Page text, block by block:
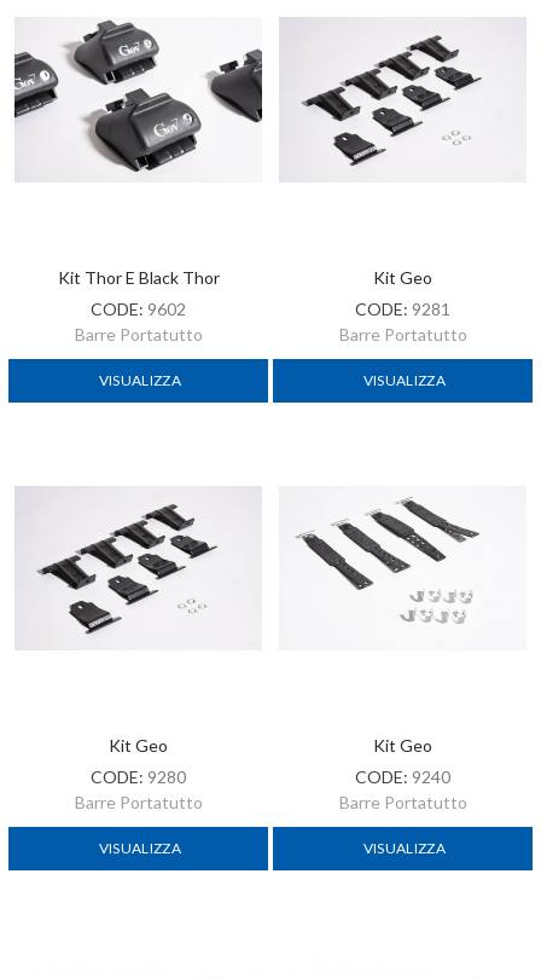
Kit Thor E Black Thor
CODE: 9602
Barre Portatutto
VISUALIZZA
Kit Geo
CODE: 9281
Barre Portatutto
VISUALIZZA
Kit Geo
CODE: 9280
Barre Portatutto
VISUALIZZA
Kit Geo
CODE: 9240
Barre Portatutto
VISUALIZZA